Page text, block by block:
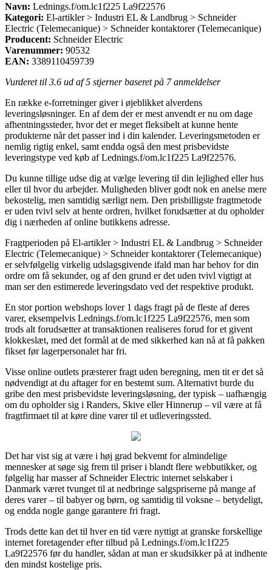
Navn: Lednings.f/om.lc1f225 La9f22576
Kategori: El-artikler > Industri EL & Landbrug > Schneider
Electric (Telemecanique) > Schneider kontaktorer (Telemecanique)
Producent: Schneider Electric
Varenummer: 90532
EAN: 3389110459739
Vurderet til 3.6 ud af 5 stjerner baseret på 7anmeldelser
En række e-forretninger giver i øjeblikket alverdens
leveringsløsninger. En af dem der er mest anvendt er nu om dage
afhentningssteder, hvor det er meget fleksibelt at kunne hente
produkterne når det passer ind i din kalender. Leveringsmetoden er
nemlig rigtig enkel, samt endda også den mest prisbevidste
leveringstype ved køb af Lednings.f/om.lc1f225 La9f22576.
Du kunne tillige udse dig at vælge levering til din lejlighed eller hus
eller til hvor du arbejder. Muligheden bliver godt nok en anelse mere
bekostelig, men samtidig særligt nem. Den prisbilligste fragtmetode
er uden tvivl selv at hente ordren, hvilket forudsætter at du opholder
dig i nærheden af online butikkens adresse.
Fragtperioden på El-artikler > Industri EL & Landbrug > Schneider
Electric (Telemecanique) > Schneider kontaktorer (Telemecanique)
er selvfølgelig virkelig udslagsgivende ifald man har behov for din
ordre om få sekunder, og af den grund er det uden tvivl vigtigt at
man ser den estimerede leveringsdato ved det respektive produkt.
En stor portion webshops lover 1 dags fragt på de fleste af deres
varer, eksempelvis Lednings.f/om.lc1f225 La9f22576, men som
trods alt forudsætter at transaktionen realiseres forud for et givent
klokkeslæt, med det formål at de med sikkerhed kan nå at få pakken
fikset før lagerpersonalet har fri.
Visse online outlets præsterer fragt uden beregning, men tit er det så
nødvendigt at du aftager for en bestemt sum. Alternativt burde du
gribe den mest prisbevidste leveringsløsning, der typisk – uafhængig
om du opholder sig i Randers, Skive eller Hinnerup – vil være at få
fragtfirmaet til at køre dine varer til et udleveringssted.
Det har vist sig at være i høj grad bekvemt for almindelige
mennesker at søge sig frem til priser i blandt flere webbutikker, og
følgelig har masser af Schneider Electric internet selskaber i
Danmark været tvunget til at nedbringe salgspriserne på mange af
deres varer – til babyer og børn, og samtidig til voksne – betydeligt,
og endda nogle gange garantere fri fragt.
Trods dette kan det til hver en tid være nyttigt at granske forskellige
internet foretagender efter tilbud på Lednings.f/om.lc1f225
La9f22576 før du handler, sådan at man er skudsikker på at indhente
den mindst kostelige pris.